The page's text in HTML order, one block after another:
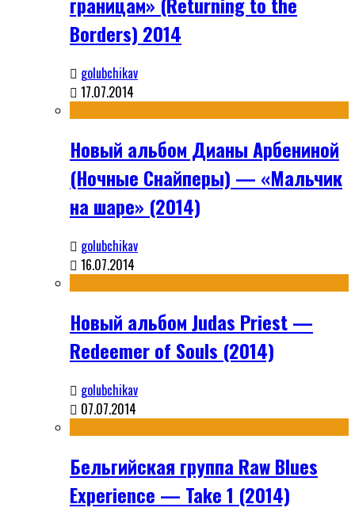
Borders) 2014
golubchikav
17.07.2014
Новый альбом Дианы Арбениной
(Ночные Снайперы) — «Мальчик
на шаре» (2014)
golubchikav
16.07.2014
Новый альбом Judas Priest —
Redeemer of Souls (2014)
golubchikav
07.07.2014
Бельгийская группа Raw Blues
Experience — Take 1 (2014)